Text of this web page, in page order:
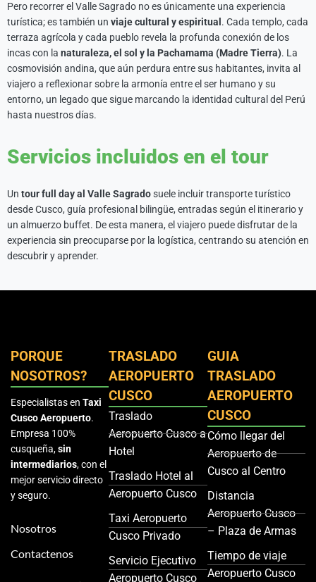
Pero recorrer el Valle Sagrado no es únicamente una experiencia
turística; es también un viaje cultural y espiritual . Cada templo, cada
terraza agrícola y cada pueblo revela la profunda conexión de los
incas con la naturaleza, el sol y la Pachamama (Madre Tierra). La
cosmovisión andina, que aún perdura entre sus habitantes, invita al
viajero a reflexionar sobre la armonía entre el ser humano y su
entorno, un legado que sigue marcando la identidad cultural del Perú
hasta nuestros días.
Servicios incluidos en el tour
Un tour full day al Valle Sagradosuele incluir transporte turístico
desde Cusco, guía profesional bilingüe, entradas según el itinerario y
un almuerzo buffet. De esta manera, el viajero puede disfrutar de la
experiencia sin preocuparse por la logística, centrando su atención en
descubrir y aprender.
PORQUE
NOSOTROS?
Especialistas en Taxi
Cusco Aeropuerto.
Empresa 100%
cusqueña,sin
intermediarios, con el
mejor servicio directo
y seguro.
Nosotros
Contactenos
TRASLADO
AEROPUERTO
CUSCO
Traslado
Aeropuerto Cusco a
Hotel
Traslado Hotel al
Aeropuerto Cusco
Taxi Aeropuerto
Cusco Privado
Servicio Ejecutivo
Aeropuerto Cusco
GUIA
TRASLADO
AEROPUERTO
CUSCO
Cómo llegar del
Aeropuerto de
Cusco al Centro
Distancia
Aeropuerto Cusco
– Plaza de Armas
Tiempo de viaje
Aeropuerto Cusco